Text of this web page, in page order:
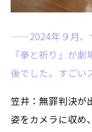
——2024年９月、
『拳と祈り』が
後でした。すごい
笠井：無罪判決が
姿をカメラに収め